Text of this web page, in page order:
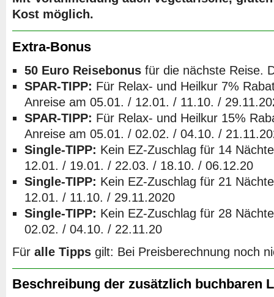
Kost möglich.
Extra-Bonus
50 Euro Reisebonus für die nächste Reise.
SPAR-TIPP: Für Relax- und Heilkur 7%
Anreise am 05.01. / 12.01. / 11.10. /
SPAR-TIPP: Für Relax- und Heilkur 15%
Anreise am 05.01. / 02.02. / 04.10. /
Single-TIPP: Kein EZ-Zuschlag für 14
12.01. / 19.01. / 22.03. / 18.10. / 06.12.20
Single-TIPP: Kein EZ-Zuschlag für 21
12.01. / 11.10. / 29.11.2020
Single-TIPP: Kein EZ-Zuschlag für 28
02.02. / 04.10. / 22.11.20
Für alle Tipps gilt: Bei Preisberechnung noch
Beschreibung der zusätzlich buchbaren